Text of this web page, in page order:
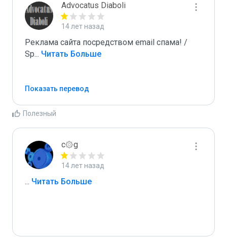
Advocatus Diaboli
14 лет назад
Реклама сайта посредством email спама! /
Sp... Читать Больше
Показать перевод
Полезный
c۞g
14 лет назад
... Читать Больше